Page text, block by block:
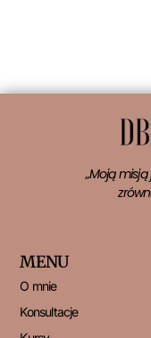
„Moją
MENU
O mnie
Konsultacje